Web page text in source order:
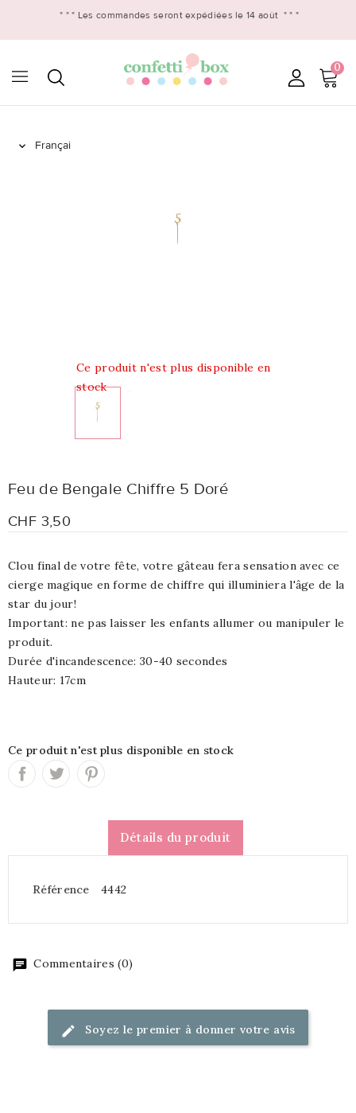
* * * Les commandes seront expédiées le 14 août * * *
0

Ce produit n'est plus disponible en
stock
Feu de Bengale Chiffre 5 Doré
CHF 3,50
Clou final de votre fête, votre gâteau fera sensation avec ce
cierge magique en forme de chiffre qui illuminiera l'âge de la
star du jour!
Important: ne pas laisser les enfants allumer ou manipuler le
produit.
Durée d'incandescence: 30-40 secondes
Hauteur: 17cm
Ce produit n'est plus disponible en stock
Détails du produit
Référence 4442
Commentaires (0)
Soyez le premier à donner votre avis